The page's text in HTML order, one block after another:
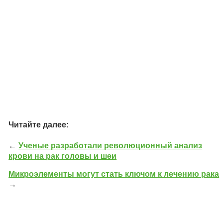
Читайте далее:
←Ученые разработали революционный анализ
крови на рак головы и шеи
Микроэлементы могут стать ключом к лечению рака
→